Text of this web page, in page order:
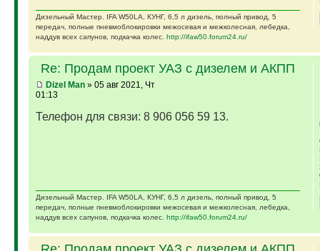
Дизельный Мастер. IFA W50LA, КУНГ, 6,5 л дизель, полный привод, 5
передач, полные пневмоблокировки межосевая и межколесная, лебедка,
наддув всех сапунов, подкачка колес. http://ifaw50.forum24.ru/
Re: Продам проект УАЗ с дизелем и АКПП
Dizel Man» 05 авг 2021, Чт
01:13
Телефон для связи: 8 906 056 59 13.
Дизельный Мастер. IFA W50LA, КУНГ, 6,5 л дизель, полный привод, 5
передач, полные пневмоблокировки межосевая и межколесная, лебедка,
наддув всех сапунов, подкачка колес. http://ifaw50.forum24.ru/